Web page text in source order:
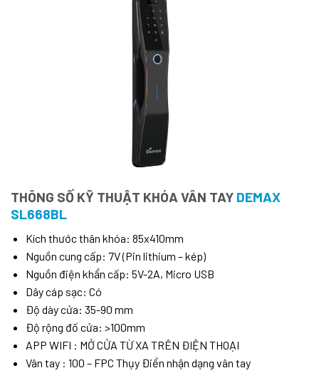
THÔNG SỐ KỸ THUẬT KHÓA VÂN TAY DEMAX
SL668BL
Kích thước thân khóa: 85x410mm
Nguồn cung cấp: 7V (Pin lithium – kép)
Nguồn điện khẩn cấp: 5V-2A, Micro USB
Dây cáp sạc: Có
Độ dày cửa: 35-90 mm
Độ rộng đố cửa: >100mm
APP WIFI : MỞ CỬA TỪ XA TRÊN ĐIỆN THOẠI
Vân tay : 100 – FPC Thụy Điển nhận dạng vân tay